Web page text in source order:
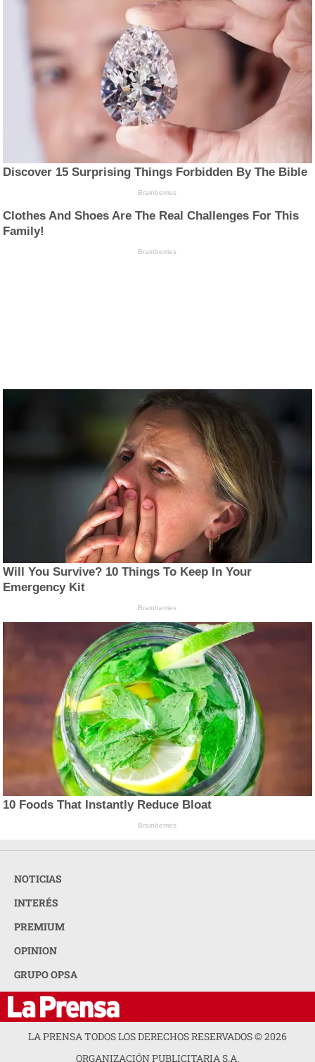
Discover 15 Surprising Things Forbidden By The Bible
Brainberries
Clothes And Shoes Are The Real Challenges For This
Family!
Brainberries
Will You Survive? 10 Things To Keep In Your
Emergency Kit
Brainberries
10 Foods That Instantly Reduce Bloat
Brainberries
NOTICIAS
INTERÉS
PREMIUM
OPINION
GRUPO OPSA
LA PRENSA TODOS LOS DERECHOS RESERVADOS ©2026
ORGANIZACIÓN PUBLICITARIA S.A.